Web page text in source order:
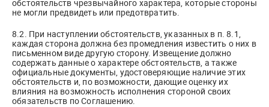
обстоятельств чрезвычайного характера, которые стороны
не могли предвидеть или предотвратить.
8.2. При наступлении обстоятельств, указанных в п. 8.1,
каждая сторона должна без промедления известить о них в
письменном виде другую сторону. Извещение должно
содержать данные о характере обстоятельств, а также
официальные документы, удостоверяющие наличие этих
обстоятельств и, по возможности, дающие оценку их
влияния на возможность исполнения стороной своих
обязательств по Соглашению.